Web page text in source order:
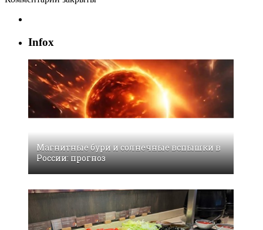
Infox
Магнитные бури и солнечные вспышки в
России: прогноз